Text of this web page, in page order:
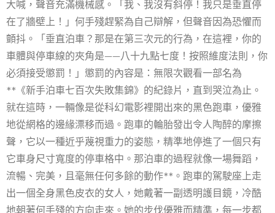
大喊，聲音充滿機械感。「我、我沒有斜停！我只是垂直停
在了牆壁上！」何手殘趕緊為自己辯解，但聲音因為恐懼而
顫抖。「垂直泊車？那是在第三次元的行為，在這裡，你的
車體與停車線的夾角是——八十九點七度！按照維度法則，你
必須接受懲罰！」懲罰的內容是：無限次觀看一部名為
**《新手泊車七百次失敗集錦》的紀錄片，直到哭泣為止。
就在這時，一輛像是從科幻電影裡開出來的黑色跑車，優雅
地從網格的邊緣漂移而過。跑車的輪胎發出令人陶醉的摩擦
聲，它以一種近乎蔑視重力的姿態，精準地停進了一個只有
它車身尺寸寬度的停車格中。那泊車的過程就像一場舞蹈，
流暢、完美，且毫無任何多餘的動作**。跑車的駕駛座上走
出一個全身黑色皮衣的女人，她戴著一副透明護目鏡，冷酷
地朝著何手殘的方向走來。她的步伐優雅而精準，每一步都